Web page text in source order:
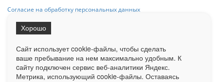
Согласие на обработку персональных данных
на Сетевое издание «ОрелТаймс» обязательна.
Ограниченная статистика посещаемости доступна на сайте
Liveinternet.ru . Подробная статистика для рекламодателей по запросу
Сайт использует cookie-файлы, чтобы сделать
ваше пребывание на нем максимально удобным. К
cайту подключен сервис веб-аналитики Яндекс.
Метрика, использующий cookie-файлы. Оставаясь
Хорошо